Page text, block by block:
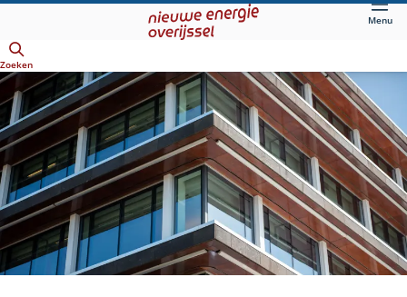
hoofdinhoud
Menu
Zoeken